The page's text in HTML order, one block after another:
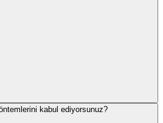
kabul ediyorsunuz?